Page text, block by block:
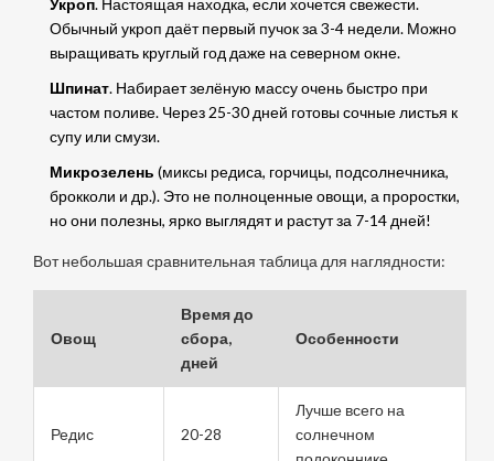
Укроп. Настоящая находка, если хочется свежести.
Обычный укроп даёт первый пучок за 3-4 недели. Можно
выращивать круглый год даже на северном окне.
Шпинат. Набирает зелёную массу очень быстро при
частом поливе. Через 25-30 дней готовы сочные листья к
супу или смузи.
Микрозелень (миксы редиса, горчицы, подсолнечника,
брокколи и др.). Это не полноценные овощи, а проростки,
но они полезны, ярко выглядят и растут за 7-14 дней!
Вот небольшая сравнительная таблица для наглядности:
Овощ
Время до
сбора,
дней
Особенности
Редис 20-28
Лучше всего на
солнечном